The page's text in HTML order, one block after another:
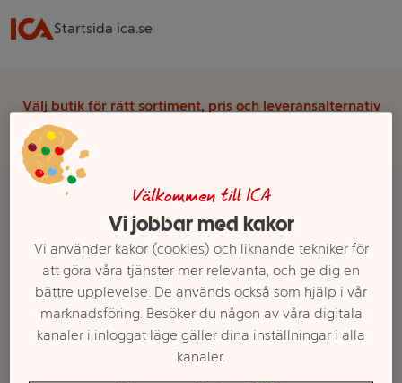
Startsida ica.se
Välj butik för rätt sortiment, pris och leveransalternativ
Husgeråd & Köksredskap
Skalare, Skärare & Rivjärn Mandolin & Strimlare
Ett exempel på onlinesortiment visas.
Mandolin & Strimlare
Välkommen till ICA
Vi jobbar med kakor
Vi använder kakor (cookies) och liknande tekniker för
att göra våra tjänster mer relevanta, och ge dig en
bättre upplevelse. De används också som hjälp i vår
marknadsföring. Besöker du någon av våra digitala
kanaler i inloggat läge gäller dina inställningar i alla
kanaler.